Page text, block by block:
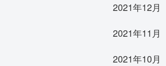
2021年12月
2021年11月
2021年10月